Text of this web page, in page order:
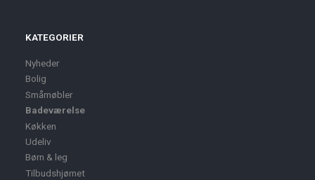
KATEGORIER
Nyheder
Bolig
Småmøbler
Badeværelse
Køkken
Udeliv
Børn & leg
Tilbudshjørnet